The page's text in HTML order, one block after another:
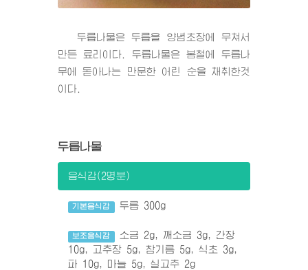
두릅나물은 두릅을 양념초장에 무쳐서
만든 료리이다. 두릅나물은 봄철에 두릅나
무에 돋아나는 만문한 어린 순을 채취한것
이다.
두릅나물
음식감(2명분)
기본음식감 두릅 300g
보조음식감
소금 2g, 깨소금 3g, 간장
10g, 고추장 5g, 참기름 5g, 식초 3g,
파 10g, 마늘 5g, 실고추 2g